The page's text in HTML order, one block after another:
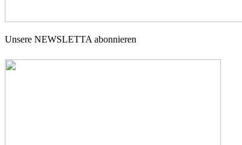
Unsere NEWSLETTA abonnieren